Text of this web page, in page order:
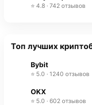
⭐ 4.8 · 742 отзывов
Топ лучших
Bybit
⭐ 5.0 · 1240 отзывов
OKX
⭐ 5.0 · 602 отзывов